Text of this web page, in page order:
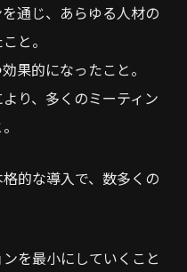
通じ、あらゆる人材の
と。
果的になったこと。
り、多くのミーティン
的な導入で、数多くの
を最小にしていくこと